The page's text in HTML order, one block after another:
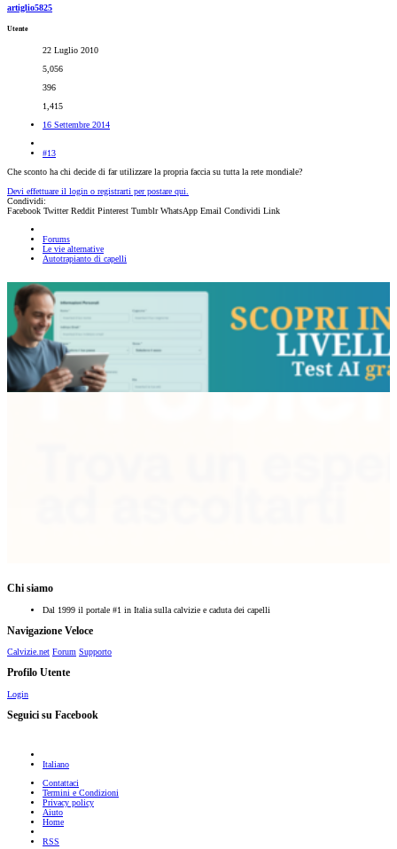
artiglio5825
Utente
22 Luglio 2010
5,056
396
1,415
16 Settembre 2014
#13
Che sconto ha chi decide di far utilizzare la propria faccia su tutta la rete mondiale?
Devi effettuare il login o registrarti per postare qui.
Condividi:
Facebook Twitter Reddit Pinterest Tumblr WhatsApp Email Condividi Link
Forums
Le vie alternative
Autotrapianto di capelli
Chi siamo
Dal 1999 il portale #1 in Italia sulla calvizie e caduta dei capelli
Navigazione Veloce
Calvizie.net Forum Supporto
Profilo Utente
Login
Seguici su Facebook
Italiano
Contattaci
Termini e Condizioni
Privacy policy
Aiuto
Home
RSS